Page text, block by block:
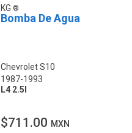
KG
Bomba De Agua
Chevrolet S10
1987-1993
L4 2.5l
$711.00 MXN